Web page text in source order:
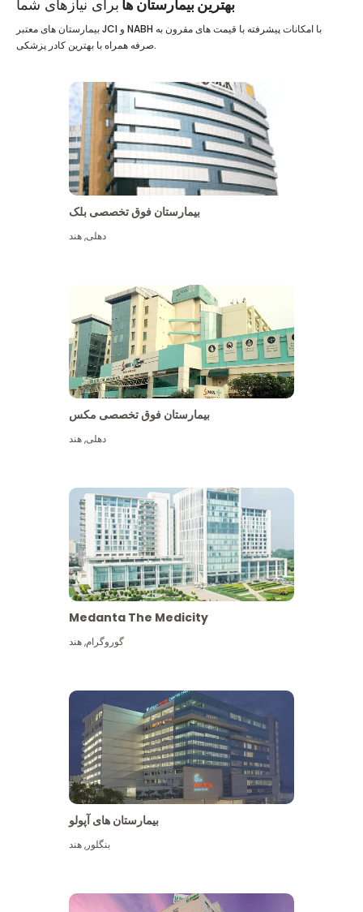
بهترین بیمارستان ها برای نیازهای شما
بیمارستان های معتبر JCI و NABH با امکانات پیشرفته با قیمت های مقرون به
صرفه همراه با بهترین کادر پزشکی.
بیمارستان فوق تخصصی بلک
دهلی,هند
بیمارستان فوق تخصصی مکس
دهلی,هند
Medanta The Medicity
گوروگرام,هند
بیمارستان های آپولو
بنگلور,هند